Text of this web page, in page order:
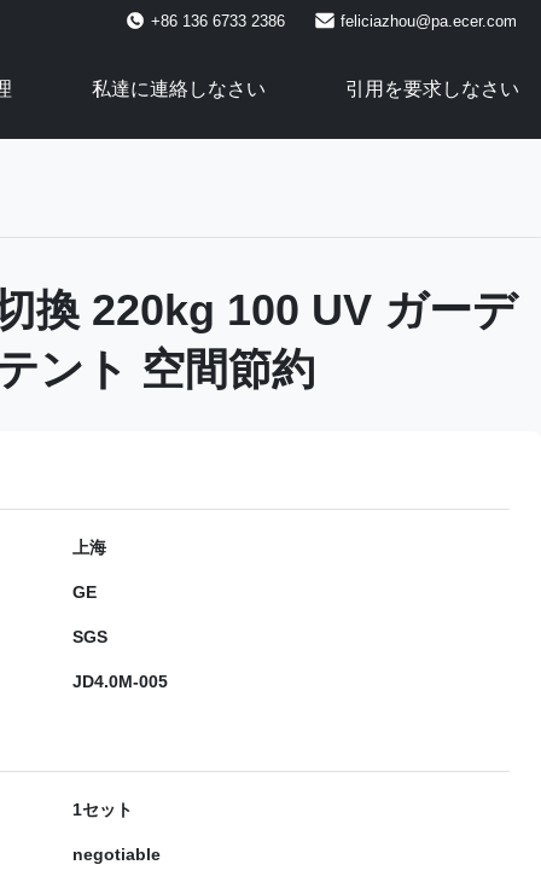
+86 136 6733 2386 feliciazhou@pa.ecer.com
私達に連絡しなさい 引用を要求しなさい
換 220kg 100 UV ガーデ
ント 空間節約
上海
GE
SGS
JD4.0M-005
1セット
negotiable